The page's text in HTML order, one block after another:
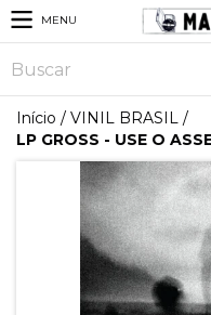
MENU
Início / VINIL BRASIL /
LP GROSS - USE O